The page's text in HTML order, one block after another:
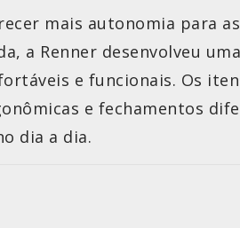
mais autonomia para
a Renner desenvolveu
e funcionais. Os
e fechamentos
dia a dia.